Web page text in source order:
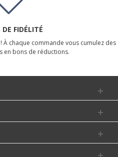
FIDÉLITÉ
chaque commande vous cumulez des
en bons de réductions.